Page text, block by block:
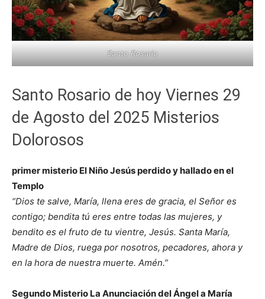
Santo Rosario
Santo Rosario de hoy Viernes 29
de Agosto del 2025 Misterios
Dolorosos
primer misterio El Niño Jesús perdido y hallado en el
Templo
“Dios te salve, María, llena eres de gracia, el Señor es
contigo; bendita tú eres entre todas las mujeres, y
bendito es el fruto de tu vientre, Jesús. Santa María,
Madre de Dios, ruega por nosotros, pecadores, ahora y
en la hora de nuestra muerte. Amén.”
Segundo Misterio La Anunciación del Ángel a María